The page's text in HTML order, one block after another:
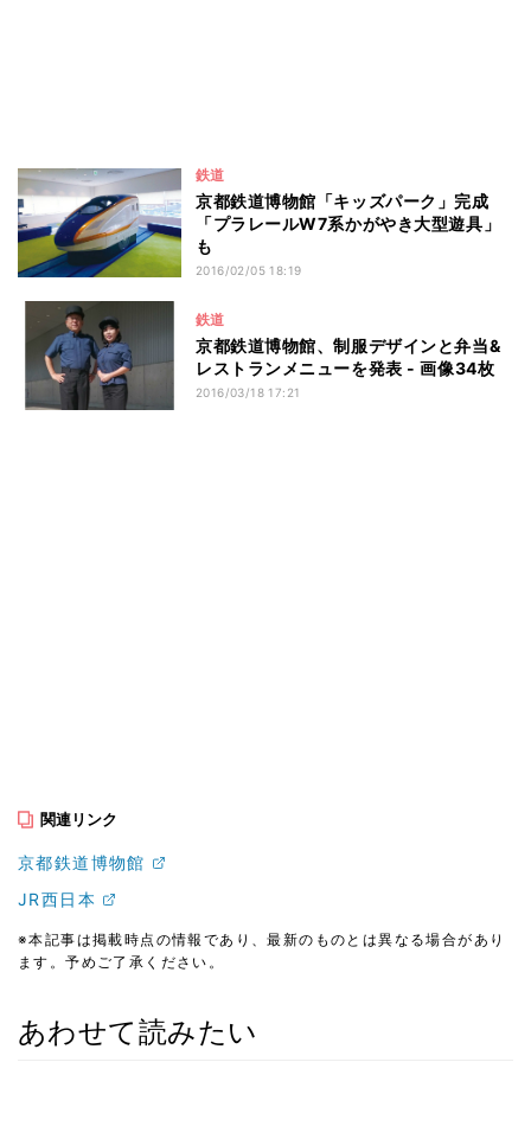
鉄道
京都鉄道博物館「キッズパーク」完成
「プラレールW7系かがやき大型遊具」
も
2016/02/05 18:19
鉄道
京都鉄道博物館、制服デザインと弁当&
レストランメニューを発表 - 画像34枚
2016/03/18 17:21
関連リンク
京都鉄道博物館
JR西日本
※本記事は掲載時点の情報であり、最新のものとは異なる場合があり
ます。予めご了承ください。
あわせて読みたい